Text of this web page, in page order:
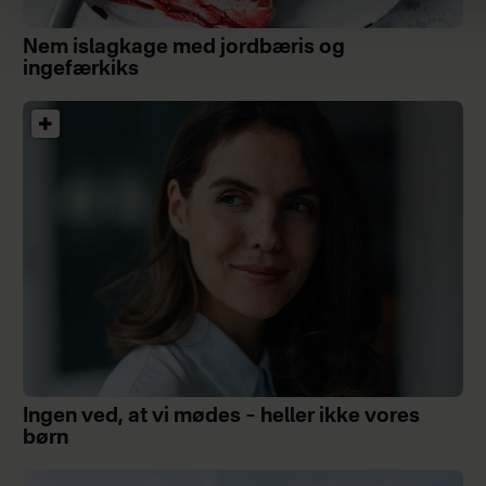
Nem islagkage med jordbæris og
ingefærkiks
Ingen ved, at vi mødes – heller ikke vores
børn